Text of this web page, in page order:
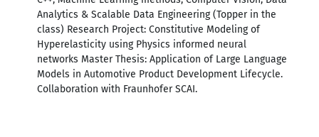
Analytics & Scalable Data Engineering (Topper in the
class) Research Project: Constitutive Modeling of
Hyperelasticity using Physics informed neural
networks Master Thesis: Application of Large Language
Models in Automotive Product Development Lifecycle.
Collaboration with Fraunhofer SCAI.